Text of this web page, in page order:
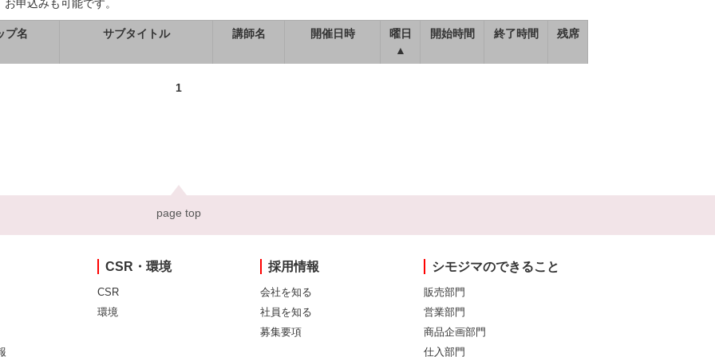
申込みも可能です。
プ名 サブタイトル 講師名 開催日時
曜日
▲
開始時間 終了時間 残席
1
page top
CSR・環境
CSR
環境
採用情報
会社を知る
社員を知る
募集要項
シモジマのできること
販売部門
営業部門
商品企画部門
仕入部門